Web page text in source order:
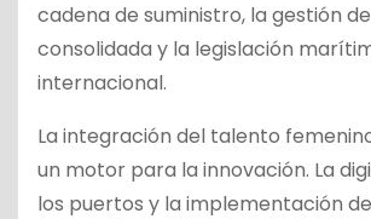
cadena de suministro, la gestión
consolidada y la legislación
internacional.
La integración del talento
un motor para la innovación. La
los puertos y la implementación